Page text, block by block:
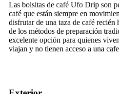
Las bolsitas de café Ufo Drip son
café que están siempre en
disfrutar de una taza de café
de los métodos de preparación
excelente opción para quienes
viajan y no tienen acceso a una